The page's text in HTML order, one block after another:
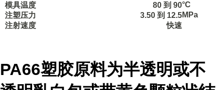
模具温度
80 到 90°C
注塑压力
3.50 到 12.5MPa
注射速度
快速
PA66塑胶原料为半透明或不